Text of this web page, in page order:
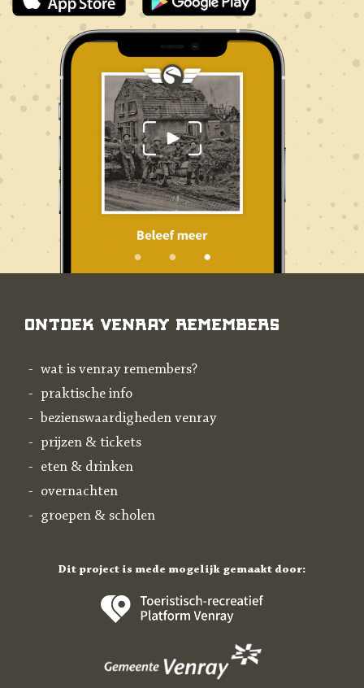
Ontdek Venray Remembers
wat is venray remembers?
praktische info
bezienswaardigheden venray
prijzen & tickets
eten & drinken
overnachten
groepen & scholen
Dit project is mede mogelijk gemaakt door: